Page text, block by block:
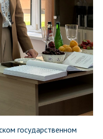
государственном